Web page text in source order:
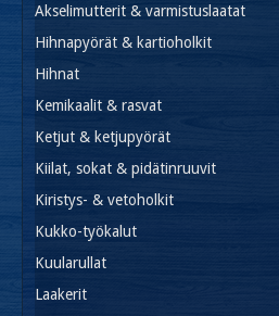
Akselimutterit & varmistuslaatat
Hihnapyörät & kartioholkit
Hihnat
Kemikaalit & rasvat
Ketjut & ketjupyörät
Kiilat, sokat & pidätinruuvit
Kiristys- & vetoholkit
Kukko-työkalut
Kuularullat
Laakerit